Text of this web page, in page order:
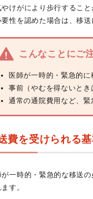
やけがにより歩行するこ
要性を認めた場合は、移
こんなことにご
医師が一時的・緊急的
事前（やむを得ないとき
通常の通院費用など、緊
費を受けられる
が一時的・緊急的な移送
す。